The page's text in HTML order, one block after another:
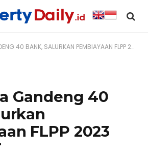
40 BANK, SALURKAN PEMBIAYAAN FLPP 2023 RP25,18 T
Gandeng 40
FLPP 2023